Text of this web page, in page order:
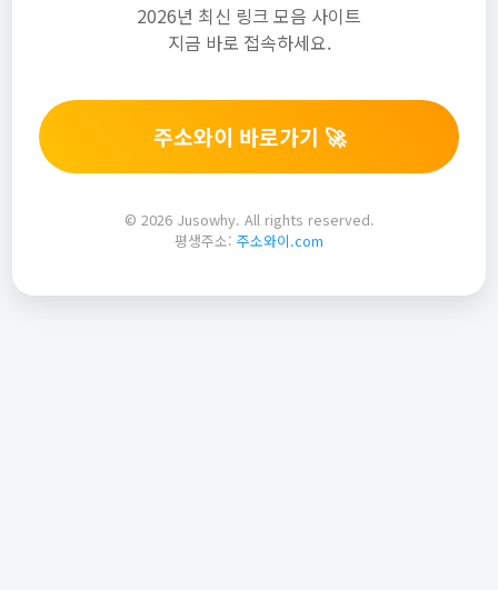
2026년 최신 링크 모음 사이트
지금 바로 접속하세요.
주소와이 바로가기 🚀
© 2026 Jusowhy. All rights reserved.
평생주소: 주소와이.com